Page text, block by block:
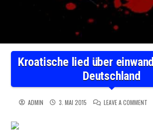
Kroatische lied über
Deutschland
ADMIN 3. MAI 2015 LEAVE A COMMENT